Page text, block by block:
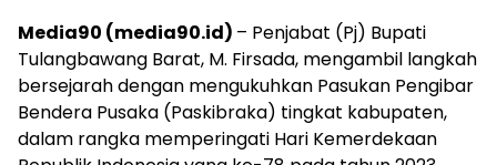
Media90 (media90.id) – Penjabat (Pj) Bupati
Tulangbawang Barat, M. Firsada, mengambil langkah
bersejarah dengan mengukuhkan Pasukan Pengibar
Bendera Pusaka (Paskibraka) tingkat kabupaten,
dalam rangka memperingati Hari Kemerdekaan